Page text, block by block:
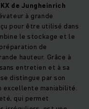
de Jungheinrich
à grande
pour être utilisé dans
le stockage et le
de
hauteur. Grâce à
entretien et à sa
distingue par son
maniabilité.
qui permet